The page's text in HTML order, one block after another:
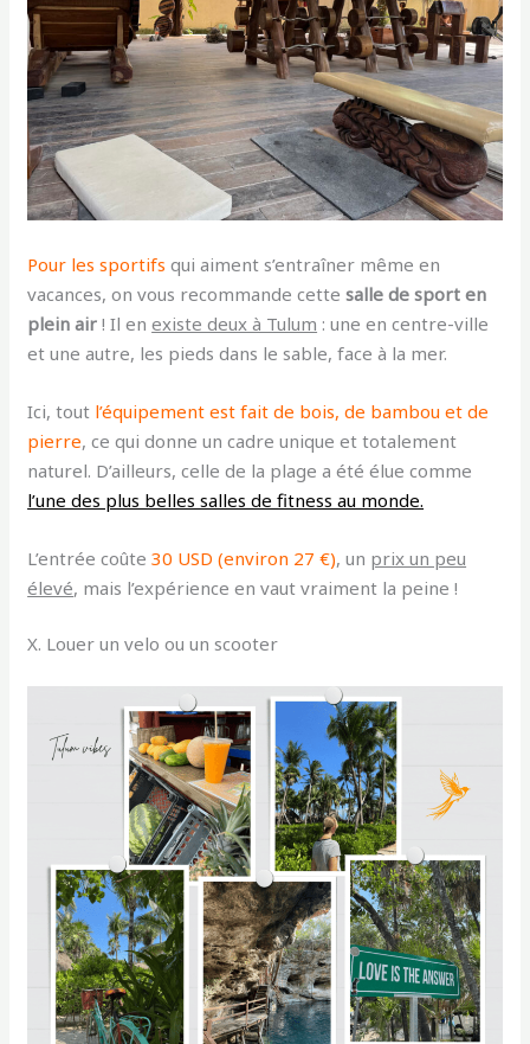
Pour les sportifs qui aiment s’entraîner même en
vacances, on vous recommande cettesalle de sport en
plein air ! Il enexiste deux à Tulum : une en centre-ville
et une autre, les pieds dans le sable, face à la mer.
Ici,tout l’équipement est fait de bois, de bambou et de
pierre, ce qui donne un cadre unique et totalement
naturel. D’ailleurs, celle de la plage a été élue comme
l’une des plus belles salles de fitness au monde.
L’entrée coûte30 USD (environ 27 €), un prix un peu
élevé, mais l’expérience en vaut vraiment la peine !
X. Louer un velo ou un scooter